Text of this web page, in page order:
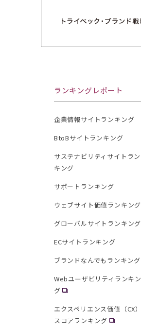
ランキングレポート
企業情報サイトランキング
BtoBサイトランキング
サステナビリティサイトラン
キング
サポートランキング
ウェブサイト価値ランキング
グローバルサイトランキング
ECサイトランキング
ブランドなんでもランキング
Webユーザビリティランキン
グ
エクスペリエンス価値（CX）
スコアランキング